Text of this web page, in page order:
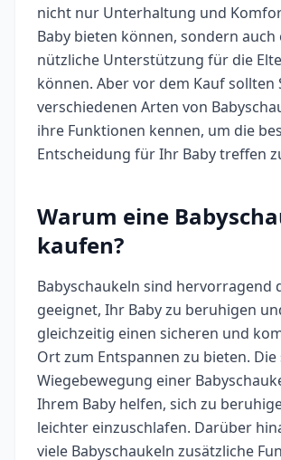
nicht nur Unterhaltung und
Baby bieten können, sondern auch
nützliche Unterstützung für die
können. Aber vor dem Kauf sollten
verschiedenen Arten von
ihre Funktionen kennen, um die
Entscheidung für Ihr Baby treffen
Warum eine
kaufen?
Babyschaukeln sind hervorragend
geeignet, Ihr Baby zu beruhigen
gleichzeitig einen sicheren und
Ort zum Entspannen zu bieten.
Wiegebewegung einer
Ihrem Baby helfen, sich zu
leichter einzuschlafen. Darüber
viele Babyschaukeln zusätzliche